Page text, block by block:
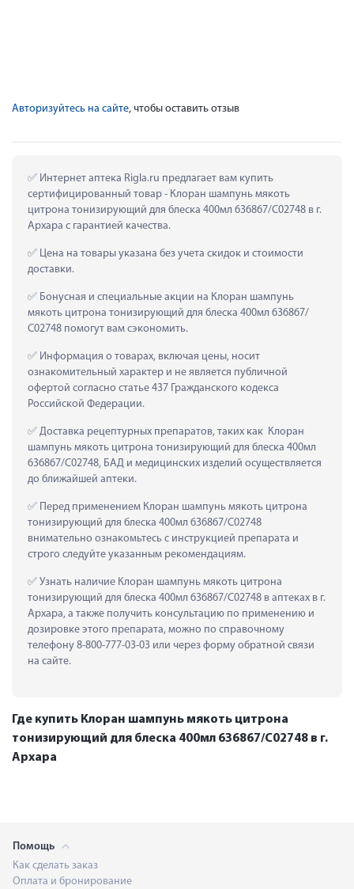
Авторизуйтесь на сайте, чтобы оставить отзыв
Интернет аптека Rigla.ru предлагает вам купить
сертифицированный товар - Клоран шампунь мякоть
цитрона тонизирующий для блеска 400мл 636867/С02748 в г.
Архара с гарантией качества.
Цена на товары указана без учета скидок и стоимости
доставки.
Бонусная и специальные акции на Клоран шампунь
мякоть цитрона тонизирующий для блеска 400мл 636867/
С02748 помогут вам сэкономить.
Информация о товарах, включая цены, носит
ознакомительный характер и не является публичной
офертой согласно статье 437 Гражданского кодекса
Российской Федерации.
Доставка рецептурных препаратов, таких как  Клоран
шампунь мякоть цитрона тонизирующий для блеска 400мл
636867/С02748, БАД и медицинских изделий осуществляется
до ближайшей аптеки.
Перед применением Клоран шампунь мякоть цитрона
тонизирующий для блеска 400мл 636867/С02748
внимательно ознакомьтесь с инструкцией препарата и
строго следуйте указанным рекомендациям.
Узнать наличие Клоран шампунь мякоть цитрона
тонизирующий для блеска 400мл 636867/С02748 в аптеках в г.
Архара, а также получить консультацию по применению и
дозировке этого препарата, можно по справочному
телефону 8-800-777-03-03 или через форму обратной связи
на сайте.
Где купить Клоран шампунь мякоть цитрона
тонизирующий для блеска 400мл 636867/С02748 в г.
Архара
Помощь
Как сделать заказ
Оплата и бронирование